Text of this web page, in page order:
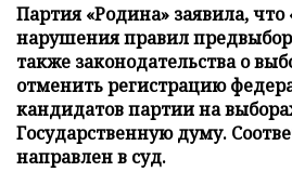
Партия «Родина» заявила, что
нарушения правил
также законодательства о
отменить регистрацию
кандидатов партии на
Государственную думу.
направлен в суд.